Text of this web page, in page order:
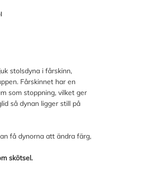
stolsdyna i fårskinn,
Fårskinnet har en
som stoppning, vilket ger
så dynan ligger still på
få dynorna att ändra färg,
skötsel.